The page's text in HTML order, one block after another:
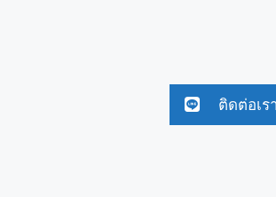
ติดต่อเร